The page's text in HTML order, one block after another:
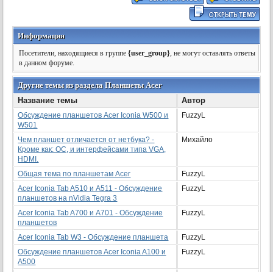
Информация
Посетители, находящиеся в группе{user_group}, не могут оставлять ответы
в данном форуме.
Другие темы из раздела Планшеты Acer
Название темы
Автор
Обсуждение планшетов Acer Iconia W500 и
W501
FuzzyL
Чем планшет отличается от нетбука? -
Кроме как: ОС, и интерфейсами типа VGA,
HDMI.
Михайло
Общая тема по планшетам Acer
FuzzyL
Acer Iconia Tab A510 и A511 - Обсуждение
планшетов на nVidia Tegra 3
FuzzyL
Acer Iconia Tab A700 и A701 - Обсуждение
планшетов
FuzzyL
Acer Iconia Tab W3 - Обсуждение планшета
FuzzyL
Обсуждение планшетов Acer Iconia A100 и
A500
FuzzyL